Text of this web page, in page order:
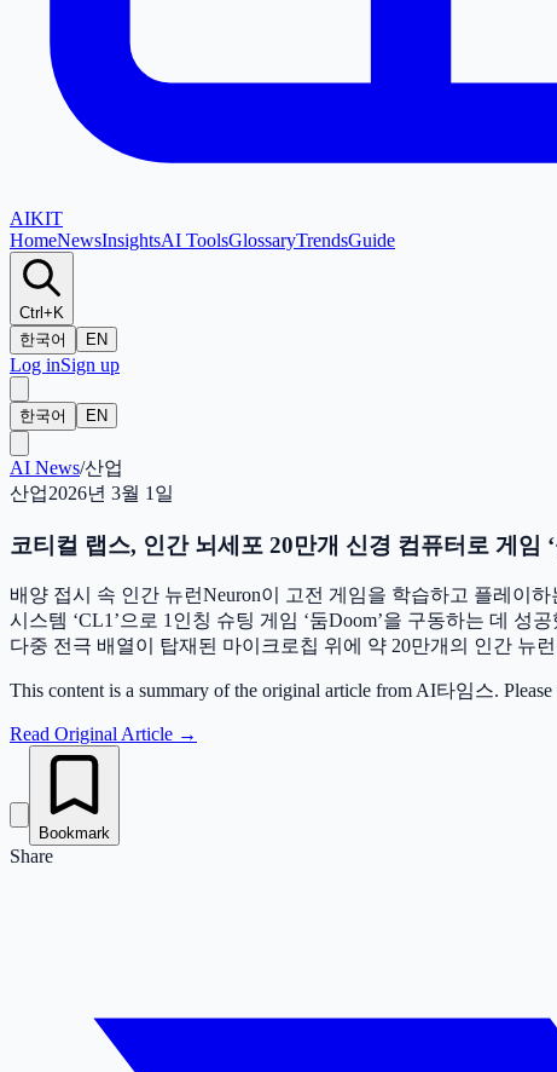
AIKIT
HomeNewsInsightsAI ToolsGlossaryTrendsGuide
Ctrl+K
한국어
EN
Log inSign up
한국어 EN
AI News/산업
산업2026년 3월 1일
코티컬 랩스, 인간 뇌세포 20만개 신경 컴퓨터로 게임
배양 접시 속 인간 뉴런Neuron이 고전 게임을 학습하고 플레이
시스템 ‘CL1’으로 1인칭 슈팅 게임 ‘둠Doom’을 구동하는 데 성
다중 전극 배열이 탑재된 마이크로칩 위에 약 20만개의 인간 뉴
This content is a summary of the original article from AI타임스.
Read Original Article →
Bookmark
Share